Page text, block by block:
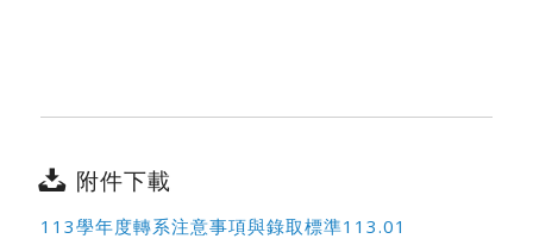
附件下載
113學年度轉系注意事項與錄取標準113.01